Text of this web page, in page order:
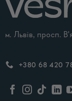
м. Львів, просп.
+380 68 420